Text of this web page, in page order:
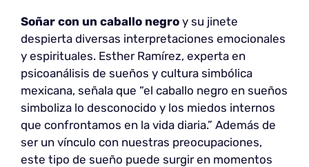
Soñar con un caballo negro y su jinete
despierta diversas interpretaciones emocionales
y espirituales. Esther Ramírez, experta en
psicoanálisis de sueños y cultura simbólica
mexicana, señala que “el caballo negro en sueños
simboliza lo desconocido y los miedos internos
que confrontamos en la vida diaria.” Además de
ser un vínculo con nuestras preocupaciones,
este tipo de sueño puede surgir en momentos